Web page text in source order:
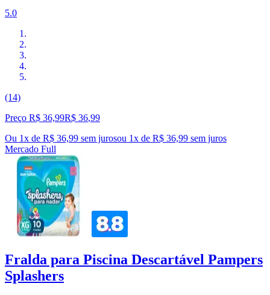
5.0
(14)
Preço R$ 36,99R$ 36,99
Ou 1x de R$ 36,99 sem jurosou 1x de R$ 36,99 sem juros
Mercado Full
Fralda para Piscina Descartável Pampers
Splashers